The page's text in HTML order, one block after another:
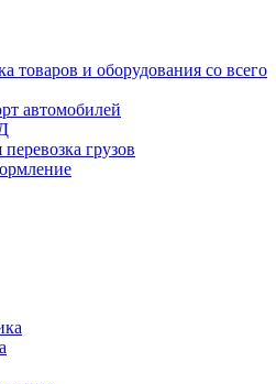
товаров и оборудования со всего
автомобилей
грузов